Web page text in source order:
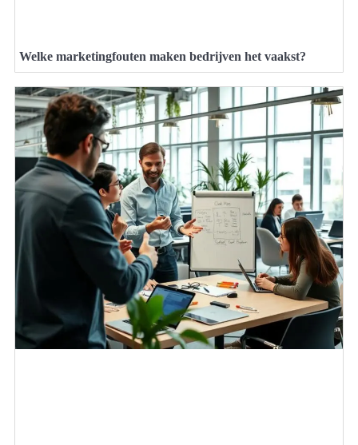
Welke marketingfouten maken bedrijven het vaakst?